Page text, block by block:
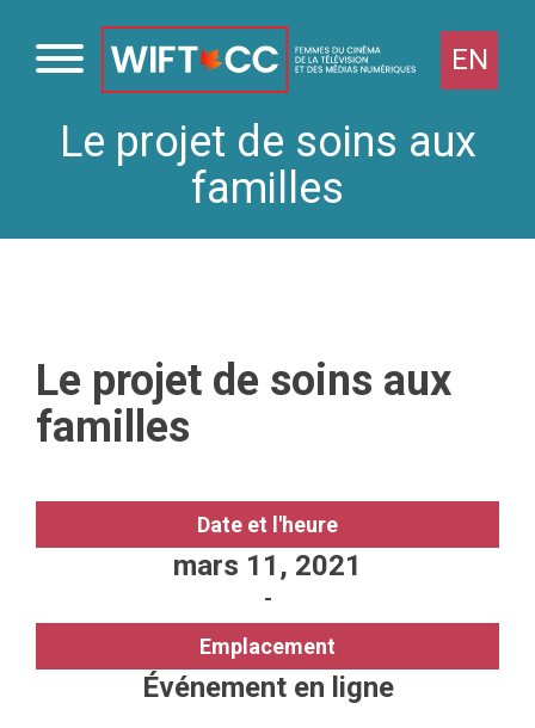
EN
Le projet de soins aux
familles
Le projet de soins aux
familles
Date et l'heure
mars 11, 2021
-
Emplacement
Événement en ligne